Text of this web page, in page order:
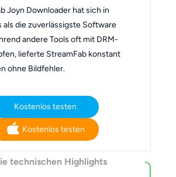
Joyn Downloader hat sich in
als die zuverlässigste Software
andere Tools oft mit DRM-
lieferte StreamFab konstant
ohne Bildfehler.
Kostenlos testen
Kostenlos testen
technischen Highlights